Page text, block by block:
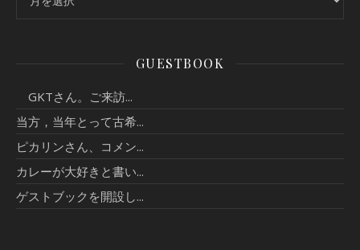
GUESTBOOK
GKTさん。ご来訪...
当方，当年とって古希...
ピカリンさん、コメン...
カレーが大好きと書い...
ゲストブックを開設し...